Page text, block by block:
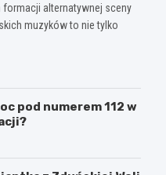
alternatywnej sceny
muzyków to nie tylko
pod numerem 112 w